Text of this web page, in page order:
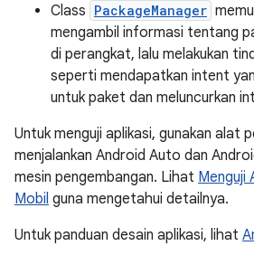
Class PackageManager
mengambil informasi tentang
di perangkat, lalu melakukan
seperti mendapatkan intent
untuk paket dan meluncurkan
Untuk menguji aplikasi, gunakan alat
menjalankan Android Auto dan
mesin pengembangan. Lihat Menguji
Mobil guna mengetahui detailnya.
Untuk panduan desain aplikasi, lihat